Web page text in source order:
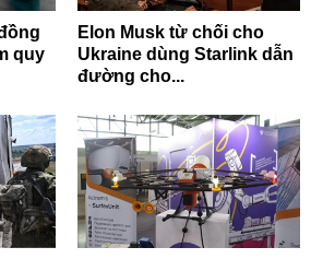
quy
Elon Musk từ chối cho
Ukraine dùng Starlink dẫn
đường cho...